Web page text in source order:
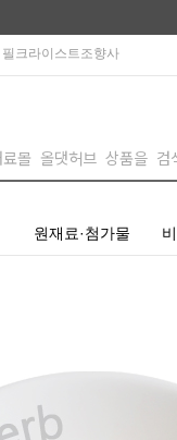
필크라이스트조향사
원재료·첨가물